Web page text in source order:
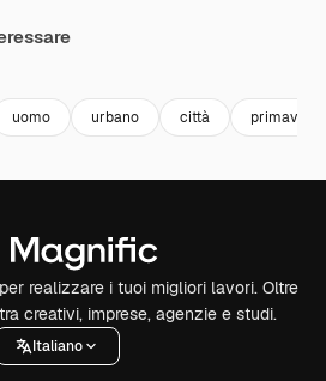
uomo urbano città primavera
realizzare i tuoi migliori lavori. Oltre
creativi, imprese, agenzie e studi.
Italiano